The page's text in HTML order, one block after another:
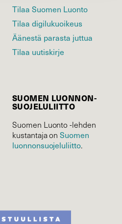
Tilaa Suomen Luonto
Tilaa digilukuoikeus
Äänestä parasta juttua
Tilaa uutiskirje
SUOMEN LUONNON­
SUOJELU­LIITTO
Suomen Luonto -lehden
kustantaja onSuomen
luonnonsuojelu­liitto.